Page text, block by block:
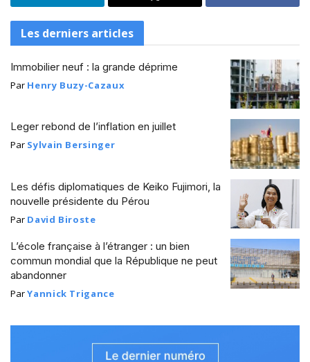
Les derniers articles
Immobilier neuf : la grande déprime
Par Henry Buzy-Cazaux
Leger rebond de l’inflation en juillet
Par Sylvain Bersinger
Les défis diplomatiques de Keiko Fujimori, la
nouvelle présidente du Pérou
Par David Biroste
L’école française à l’étranger : un bien
commun mondial que la République ne peut
abandonner
ParYannick Trigance